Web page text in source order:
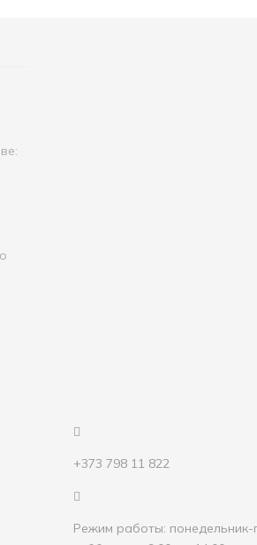
+373 798 11 822
Режим работы: понедельник-